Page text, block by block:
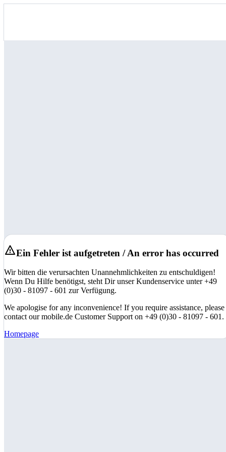
Ein Fehler ist aufgetreten / An error has occurred
Wir bitten die verursachten Unannehmlichkeiten zu entschuldigen!
Wenn Du Hilfe benötigst, steht Dir unser Kundenservice unter +49
(0)30 - 81097 - 601 zur Verfügung.
We apologise for any inconvenience! If you require assistance, please
contact our mobile.de Customer Support on +49 (0)30 - 81097 - 601.
Homepage